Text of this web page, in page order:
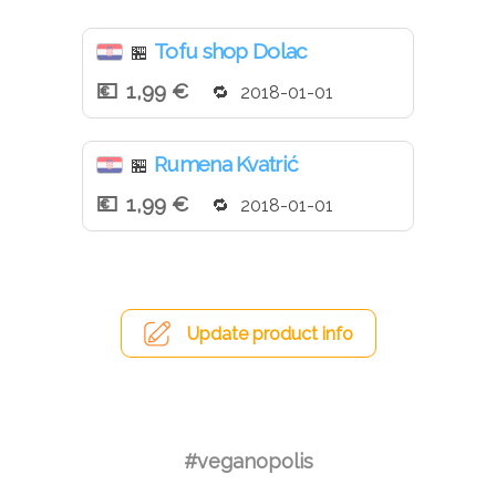
🏪 Tofu shop Dolac
1,99 €
2018-01-01
🏪 Rumena Kvatrić
1,99 €
2018-01-01
Update product info
#veganopolis